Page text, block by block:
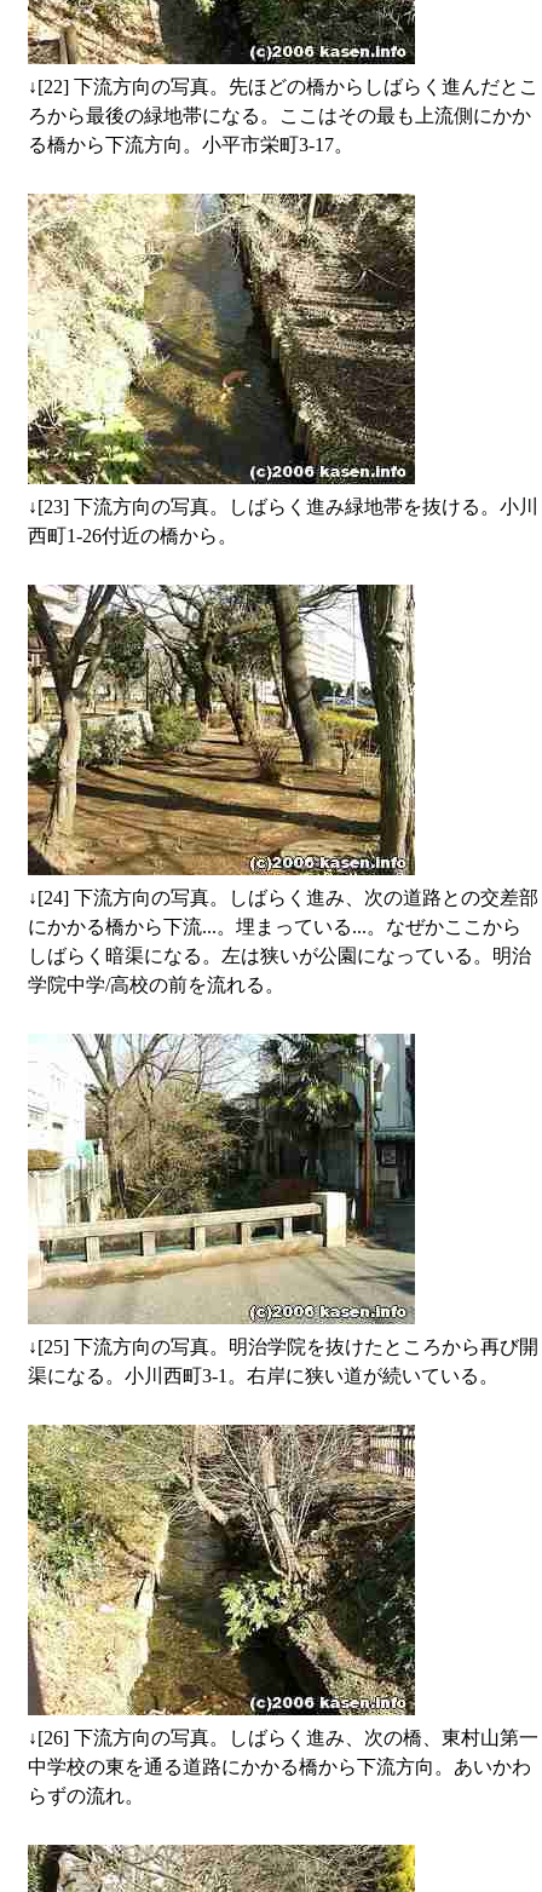
↓[22] 下流方向の写真。先ほどの橋からしばらく進んだとこ
ろから最後の緑地帯になる。ここはその最も上流側にかか
る橋から下流方向。小平市栄町3-17。
↓[23] 下流方向の写真。しばらく進み緑地帯を抜ける。小川
西町1-26付近の橋から。
↓[24] 下流方向の写真。しばらく進み、次の道路との交差部
にかかる橋から下流...。埋まっている...。なぜかここから
しばらく暗渠になる。左は狭いが公園になっている。明治
学院中学/高校の前を流れる。
↓[25] 下流方向の写真。明治学院を抜けたところから再び開
渠になる。小川西町3-1。右岸に狭い道が続いている。
↓[26] 下流方向の写真。しばらく進み、次の橋、東村山第一
中学校の東を通る道路にかかる橋から下流方向。あいかわ
らずの流れ。